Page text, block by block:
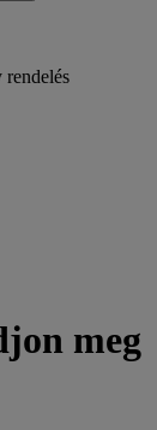
rendelés
meg